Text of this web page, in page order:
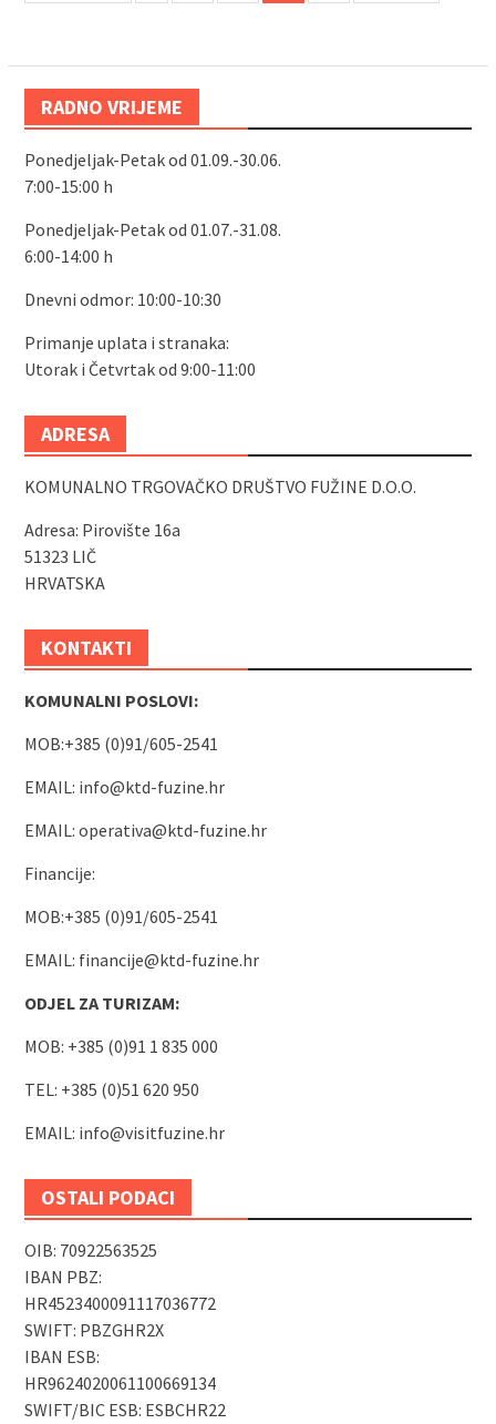
RADNO VRIJEME
Ponedjeljak-Petak od 01.09.-30.06.
7:00-15:00 h
Ponedjeljak-Petak od 01.07.-31.08.
6:00-14:00 h
Dnevni odmor: 10:00-10:30
Primanje uplata i stranaka:
Utorak i Četvrtak od 9:00-11:00
ADRESA
KOMUNALNO TRGOVAČKO DRUŠTVO FUŽINE D.O.O.
Adresa: Pirovište 16a
51323 LIČ
HRVATSKA
KONTAKTI
KOMUNALNI POSLOVI:
MOB:+385 (0)91/605-2541
EMAIL: info@ktd-fuzine.hr
EMAIL: operativa@ktd-fuzine.hr
Financije:
MOB:+385 (0)91/605-2541
EMAIL: financije@ktd-fuzine.hr
ODJEL ZA TURIZAM:
MOB: +385 (0)91 1 835 000
TEL: +385 (0)51 620 950
EMAIL: info@visitfuzine.hr
OSTALI PODACI
OIB: 70922563525
IBAN PBZ:
HR4523400091117036772
SWIFT: PBZGHR2X
IBAN ESB:
HR9624020061100669134
SWIFT/BIC ESB: ESBCHR22